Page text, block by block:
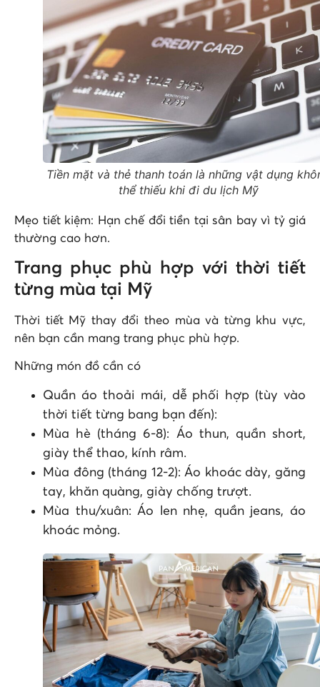
Tiền mặt và thẻ thanh toán là những vật dụng
thể thiếu khi đi du lịch Mỹ
Mẹo tiết kiệm: Hạn chế đổi tiền tại sân bay vì tỷ giá
thường cao hơn.
Trang phục phù hợp với thời tiết
từng mùa tại Mỹ
Thời tiết Mỹ thay đổi theo mùa và từng khu vực,
nên bạn cần mang trang phục phù hợp.
Những món đồ cần có
Quần áo thoải mái, dễ phối hợp (tùy vào
thời tiết từng bang bạn đến):
Mùa hè (tháng 6-8): Áo thun, quần short,
giày thể thao, kính râm.
Mùa đông (tháng 12-2): Áo khoác dày, găng
tay, khăn quàng, giày chống trượt.
Mùa thu/xuân: Áo len nhẹ, quần jeans, áo
khoác mỏng.